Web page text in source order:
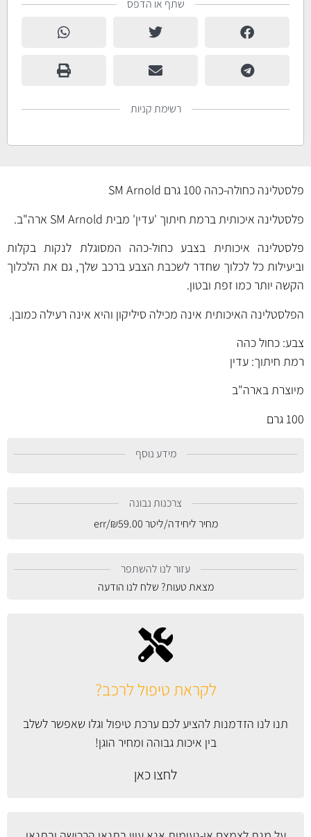
שתף או הדפס
רשימת קניות
לקראת טיפול לרכב?
תנו לנו הזדמנות להציע לכם ערכת טיפול וגלו שאפשר לשלב
בין איכות גבוהה ומחיר הוגן!
לחצו כאן
פלסטלינה כחולה-כהה 100 גרם SM Arnold
פלסטלינה איכותית ברמת חיתוך 'עדין' מבית SM Arnold ארה"ב.
פלסטלינה איכותית בצבע כחול-כהה המסוגלת לנקות בקלות
וביעילות כל לכלוך שחדר לשכבת הצבע ברכב שלך, גם את הלכלוך
הקשה יותר כמו זפת ובטון.
הפלסטלינה האיכותית אינה מכילה סיליקון והיא אינה רעילה כמובן.
צבע: כחול כהה
רמת חיתוך: עדין
מיוצרת בארה"ב
100 גרם
מידע נוסף
צרכנות נבונה
מחיר ליחידה/ליטר
₪59.00
/err
עזור לנו להשתפר
מצאת טעות? שלח לנו הודעה